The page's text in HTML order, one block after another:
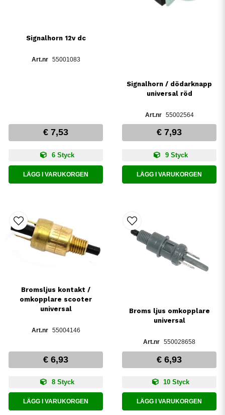
Signalhorn 12v dc
55001083
€ 7,53
6 Styck
LÄGG I VARUKORGEN
Signalhorn / dödarknapp
universal röd
55002564
€ 7,93
9 Styck
LÄGG I VARUKORGEN
Bromsljus kontakt /
omkopplare scooter
universal
55004146
€ 6,93
8 Styck
LÄGG I VARUKORGEN
Broms ljus omkopplare
universal
550028658
€ 6,93
10 Styck
LÄGG I VARUKORGEN